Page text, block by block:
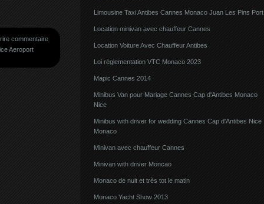
commentaire
Aeroport
Limousine Taxi Antibes Cannes Monaco Juan Les Pins Port
Location minivan avec chauffeur Cannes
Location Voiture Avec Chauffeur Antibes
Loi réglementation VTC Monaco 2023
Mapic Cannes 2014
Minibus Van pour Mariage Cannes Cap d'Antibes Monaco
Nice
Minibus with driver for wedding Cannes Cap d'Antibes Nice
Monaco
Minivan avec chauffeur Cannes
Minivan with driver Moncao
Monaco de nuit et très tot le matin
Monaco Yacht Show 2013